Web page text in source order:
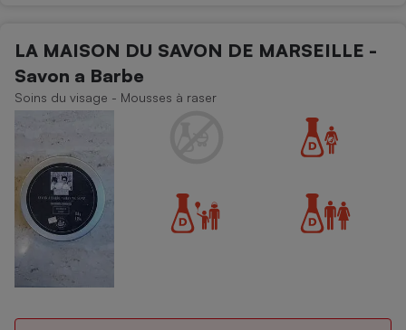
LA MAISON DU SAVON DE MARSEILLE -
Savon a Barbe
Soins du visage - Mousses à raser